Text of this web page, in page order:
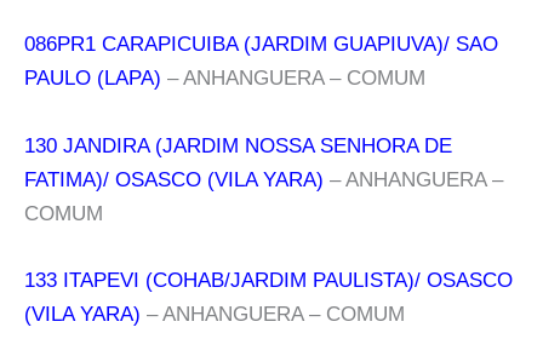
086PR1 CARAPICUIBA (JARDIM GUAPIUVA)/ SAO
PAULO (LAPA) – ANHANGUERA – COMUM
130 JANDIRA (JARDIM NOSSA SENHORA DE
FATIMA)/ OSASCO (VILA YARA) – ANHANGUERA –
COMUM
133 ITAPEVI (COHAB/JARDIM PAULISTA)/ OSASCO
(VILA YARA) – ANHANGUERA – COMUM